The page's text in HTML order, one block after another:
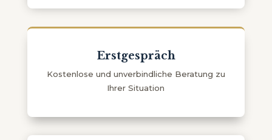
Erstgespräch
Kostenlose und unverbindliche Beratung zu
Ihrer Situation